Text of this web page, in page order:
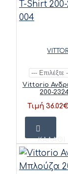
Vittorio
200-
Τιμή 36.02€
ΚΑΛΆΘΙ